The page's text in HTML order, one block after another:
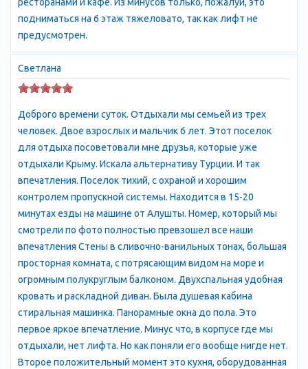
Демерджи, которая находится всего в нескольких
километрах от поселка. Гора знаменита своими скалами и
пещерами, которые привлекают туристов со всего мира.
Также в Семидворье можно посетить музей истории и
культуры Крыма, который расположен в здании бывшей
железнодорожной станции. Здесь можно узнать много
Семидворье – это прекрасный выбор для тех, кто хочет
отдохнуть на море и насладиться красотами природы. Здесь
есть все условия для комфортного отдыха, а также
множество возможностей для развлечений и экскурсий.
ресторанами и кафе. Из минусов только, пожалуй, это
подниматься на 6 этаж тяжеловато, так как лифт не
предусмотрен.
Светлана
Доброго времени суток. Отдыхали мы семьей из трех
человек. Двое взрослых и мальчик 6 лет. Этот поселок
для отдыха посоветовали мне друзья, которые уже
отдыхали Крыму. Искала альтернативу Турции. И так
впечатления. Поселок тихий, с охраной и хорошим
контролем пропускной системы. Находится в 15-20
минутах езды на машине от Алушты. Номер, который мы
смотрели по фото полностью превзошел все наши
впечатления Стены в сливочно-ванильных тонах, большая
просторная комната, с потрясающим видом на море и
огромным полукруглым балконом. Двухспальная удобная
кровать и раскладной диван. Была душевая кабина
стиральная машинка. Панорамные окна до пола. Это
первое яркое впечатление. Минус что, в корпусе где мы
отдыхали, нет лифта. Но как поняли его вообще нигде нет.
Второе положительный момент это кухня, оборудованная